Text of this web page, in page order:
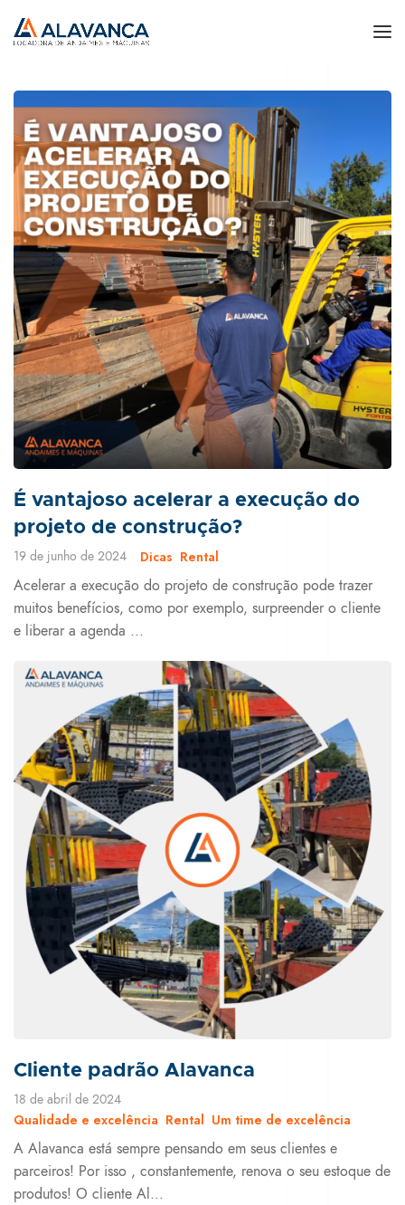
É vantajoso acelerar a execução do
projeto de construção?
19 de junho de 2024 Dicas Rental
Acelerar a execução do projeto de construção pode trazer
muitos benefícios, como por exemplo, surpreender o cliente
e liberar a agenda ...
Cliente padrão Alavanca
18 de abril de 2024
Qualidade e excelência Rental Um time de excelência
A Alavanca está sempre pensando em seus clientes e
parceiros! Por isso , constantemente, renova o seu estoque de
produtos! O cliente Al...